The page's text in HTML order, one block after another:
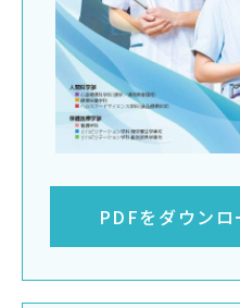
公
PDFをダウンロ